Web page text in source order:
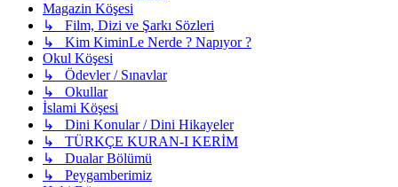
Magazin Köşesi
↳ Film, Dizi ve Şarkı Sözleri
↳ Kim KiminLe Nerde ? Napıyor ?
Okul Köşesi
↳ Ödevler / Sınavlar
↳ Okullar
İslami Köşesi
↳ Dini Konular / Dini Hikayeler
↳ TÜRKÇE KURAN-I KERİM
↳ Dualar Bölümü
↳ Peygamberimiz